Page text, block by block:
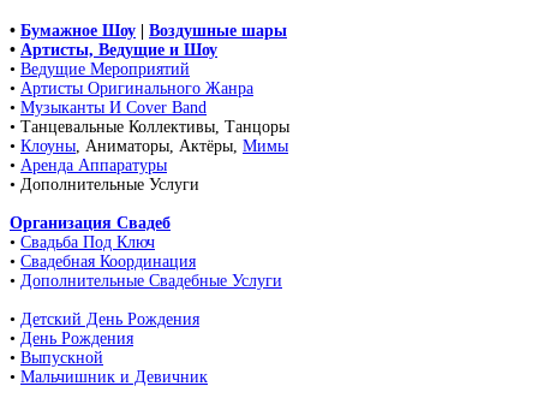
• Бумажное Шоу | Воздушные шары
• Артисты, Ведущие и Шоу
• Ведущие Мероприятий
• Артисты Оригинального Жанра
• Музыканты И Cover Band
• Танцевальные Коллективы, Танцоры
• Клоуны , Аниматоры, Актёры, Мимы
• Аренда Аппаратуры
• Дополнительные Услуги
Организация Свадеб
• Свадьба Под Ключ
• Свадебная Координация
• Дополнительные Свадебные Услуги
• Детский День Рождения
• День Рождения
• Выпускной
• Мальчишник и Девичник